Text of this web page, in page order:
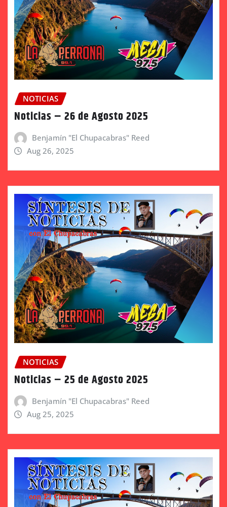
NOTICIAS
Noticias – 26 de Agosto 2025
Benjamín "El Chupacabras" Reed
Aug 26, 2025
NOTICIAS
Noticias – 25 de Agosto 2025
Benjamín "El Chupacabras" Reed
Aug 25, 2025